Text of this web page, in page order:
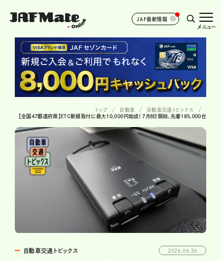
JAF最新情報
メニュー
トップ 自動車
自動車交通トピックス
【全国47都道府県】ETC新規取付に最大10,000円助成! 7月8日開始、先着185,000台
自動車交通トピックス 2026.06.26